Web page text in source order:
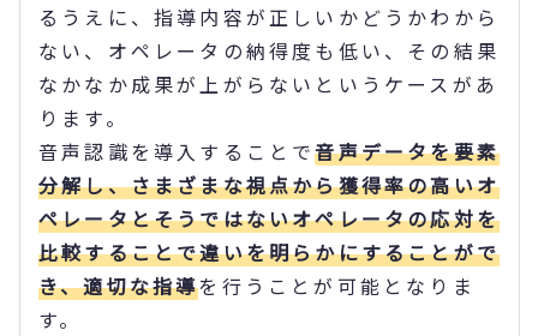
るうえに、指導内容が正しいかどうかわから
ない、オペレータの納得度も低い、その結果
なかなか成果が上がらないというケースがあ
ります。
音声認識を導入することで音声データを要素
分解し、さまざまな視点から獲得率の高いオ
ペレータとそうではないオペレータの応対を
比較することで違いを明らかにすることがで
き、適切な指導を行うことが可能となりま
す。